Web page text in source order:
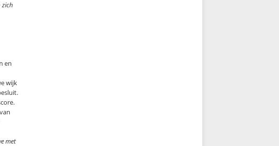
zich
en
wijk
met